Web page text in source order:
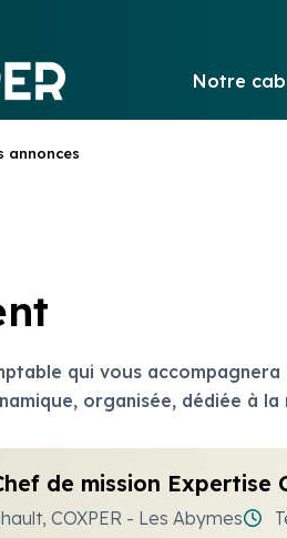
Notre
annonces
qui vous
organisée, dédiée à la
de mission
COXPER - Les Abymes